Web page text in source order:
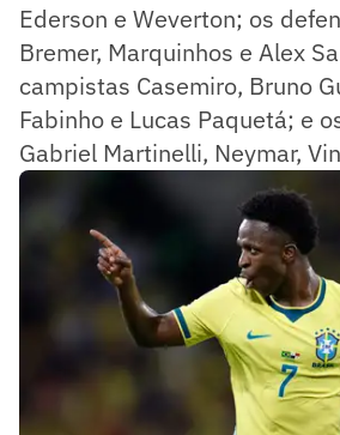
Ederson e Weverton; os
Bremer, Marquinhos e Alex
campistas Casemiro, Bruno
Fabinho e Lucas Paquetá; e
Gabriel Martinelli, Neymar,